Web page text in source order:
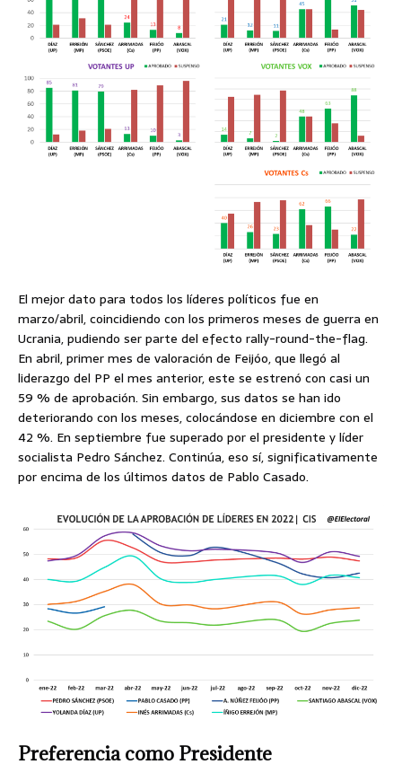
El mejor dato para todos los líderes políticos fue en
marzo/abril, coincidiendo con los primeros meses de guerra en
Ucrania, pudiendo ser parte del efecto rally-round-the-flag.
En abril, primer mes de valoración de Feijóo, que llegó al
liderazgo del PP el mes anterior, este se estrenó con casi un
59 % de aprobación. Sin embargo, sus datos se han ido
deteriorando con los meses, colocándose en diciembre con el
42 %. En septiembre fue superado por el presidente y líder
socialista Pedro Sánchez. Continúa, eso sí, significativamente
por encima de los últimos datos de Pablo Casado.
Preferencia como Presidente